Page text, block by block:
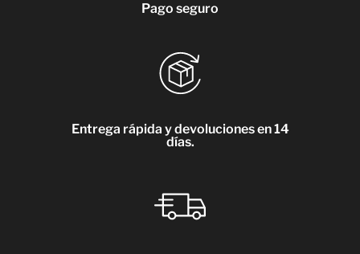
Pago seguro
Entrega rápida y devoluciones en 14
días.